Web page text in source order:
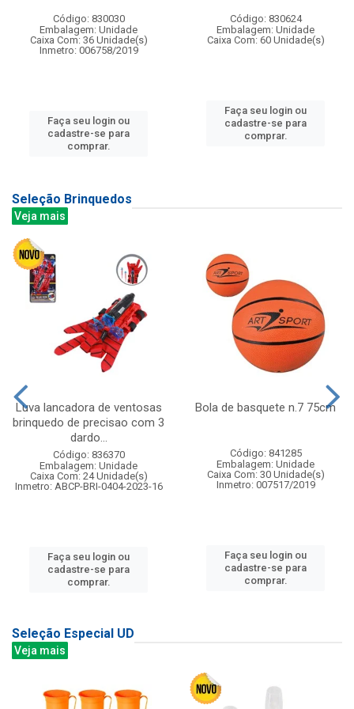
Código: 830030
Embalagem: Unidade
Caixa Com: 36 Unidade(s)
Inmetro: 006758/2019
Faça seu login ou
cadastre-se para
comprar.
Código: 830624
Embalagem: Unidade
Caixa Com: 60 Unidade(s)
Faça seu login ou
cadastre-se para
comprar.
Seleção Brinquedos
Veja mais
Luva lancadora de ventosas
brinquedo de precisao com 3
dardo...
Código: 836370
Embalagem: Unidade
Caixa Com: 24 Unidade(s)
Inmetro: ABCP-BRI-0404-2023-16
Faça seu login ou
cadastre-se para
comprar.
Bola de basquete n.7 75cm
Código: 841285
Embalagem: Unidade
Caixa Com: 30 Unidade(s)
Inmetro: 007517/2019
Faça seu login ou
cadastre-se para
comprar.
Seleção Especial UD
Veja mais